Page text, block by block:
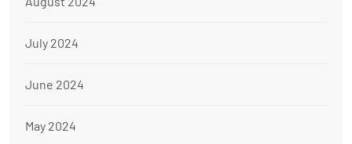
July 2024
June 2024
May 2024